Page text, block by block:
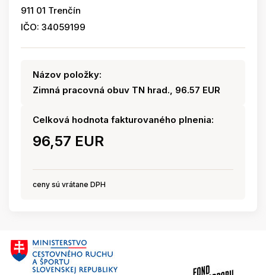
911 01 Trenčín
IČO: 34059199
Názov položky:
Zimná pracovná obuv TN hrad., 96.57 EUR
Celková hodnota fakturovaného plnenia:
96,57 EUR
ceny sú vrátane DPH